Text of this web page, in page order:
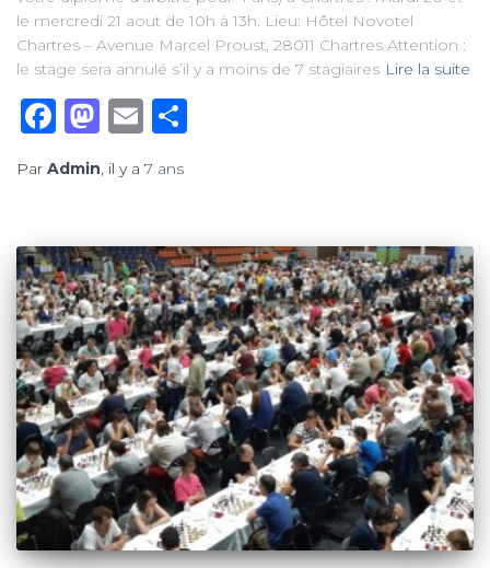
le mercredi 21 aout de 10h à 13h. Lieu: Hôtel Novotel
Chartres – Avenue Marcel Proust, 28011 Chartres Attention :
le stage sera annulé s’il y a moins de 7 stagiaires Lire la suite
Facebook
Mastodon
Email
Par Admin, il y a 7 ans